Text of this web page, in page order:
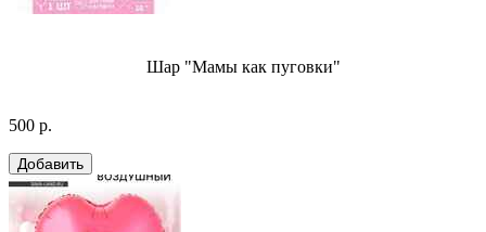
Шар "Мамы как пуговки"
500 р.